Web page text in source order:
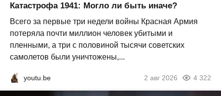
Катастрофа 1941: Могло ли быть иначе?
Всего за первые три недели войны Красная Армия
потеряла почти миллион человек убитыми и
пленными, а три с половиной тысячи советских
самолетов были уничтожены,...
youtu.be 2 авг 2026 4 322